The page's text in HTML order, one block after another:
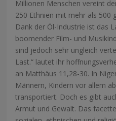
Millionen Menschen vereint
250 Ethnien mit mehr als 500
Dank der Öl-Industrie ist das
boomender Film- und
sind jedoch sehr ungleich
Last.“ lautet ihr
an Matthäus 11,28-30. In
Männern, Kindern vor allem
transportiert. Doch es gibt
Armut und Gewalt. Das